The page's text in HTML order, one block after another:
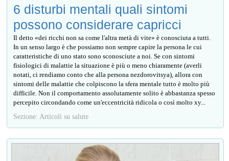
6 disturbi mentali quali sintomi
possono considerare capricci
Il detto «dei ricchi non sa come l'altra metà di vite» è conosciuta a tutti.
In un senso largo è che possiamo non sempre capire la persona le cui
caratteristiche di uno stato sono sconosciute a noi. Se con sintomi
fisiologici di malattie la situazione è più o meno chiaramente (averli
notati, ci rendiamo conto che alla persona nezdorovitsya), allora con
sintomi delle malattie che colpiscono la sfera mentale tutto è molto più
difficile. Non il comportamento assolutamente solito è abbastanza spesso
percepito circondando come un'eccentricità ridicola o così molto ху...
Sezione: Articoli su salute